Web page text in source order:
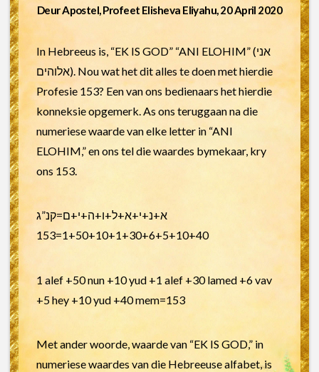
Deur Apostel, Profeet Elisheva Eliyahu, 20 April 2020
In Hebreeus is, “EK IS GOD” “ANI ELOHIM” (אני
אלוהים). Nou wat het dit alles te doen met hierdie
Profesie 153? Een van ons bedienaars het hierdie
konneksie opgemerk. As ons teruggaan na die
numeriese waarde van elke letter in “ANI
ELOHIM,” en ons tel die waardes bymekaar, kry
ons 153.
א+נ+י+א+ל+ו+ה+י+ם=קנ”ג
1+50+10+1+30+6+5+10+40=153
1 alef +50 nun +10 yud +1 alef +30 lamed +6 vav
+5 hey +10 yud +40 mem=153
Met ander woorde, waarde van “EK IS GOD,” in
numeriese waardes van die Hebreeuse alfabet, is